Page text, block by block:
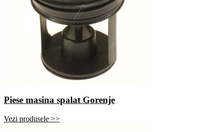
Piese masina spalat Gorenje
Vezi produsele >>